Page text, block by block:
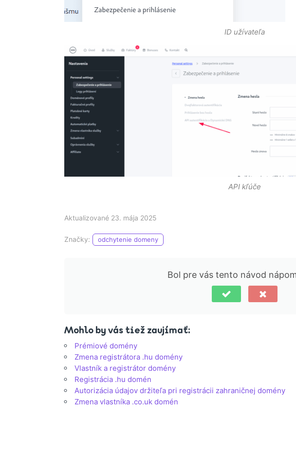
ID užívateľa
API kľúče
Aktualizované 23. mája 2025
Značky: odchytenie domeny
Bol pre vás tento návod
Mohlo by vás tiež zaujímať:
Prémiové domény
Zmena registrátora .hu domény
Vlastník a registrátor domény
Registrácia .hu domén
Autorizácia údajov držiteľa pri registrácii zahraničnej domény
Zmena vlastníka .co.uk domén